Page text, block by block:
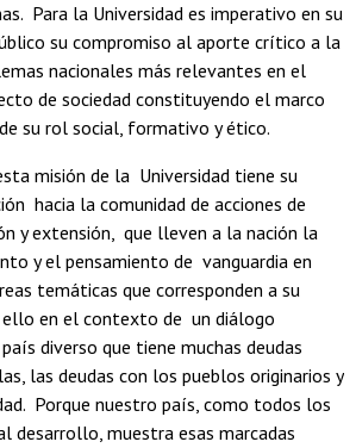
Para la Universidad es imperativo en su
su compromiso al aporte crítico a la
nacionales más relevantes en el
de sociedad constituyendo el marco
su rol social, formativo y ético.
misión de la Universidad tiene su
hacia la comunidad de acciones de
y extensión, que lleven a la nación la
y el pensamiento de vanguardia en
temáticas que corresponden a su
en el contexto de un diálogo
diverso que tiene muchas deudas
las deudas con los pueblos originarios y
Porque nuestro país, como todos los
desarrollo, muestra esas marcadas